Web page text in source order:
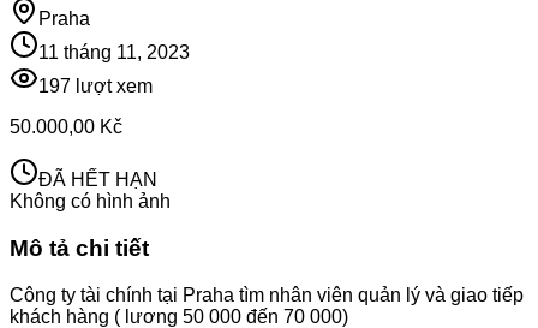
Praha
11 tháng 11, 2023
197 lượt xem
50.000,00 Kč
ĐÃ HẾT HẠN
Không có hình ảnh
Mô tả chi tiết
Công ty tài chính tại Praha tìm nhân viên quản lý và giao tiếp
khách hàng ( lương 50 000 đến 70 000)